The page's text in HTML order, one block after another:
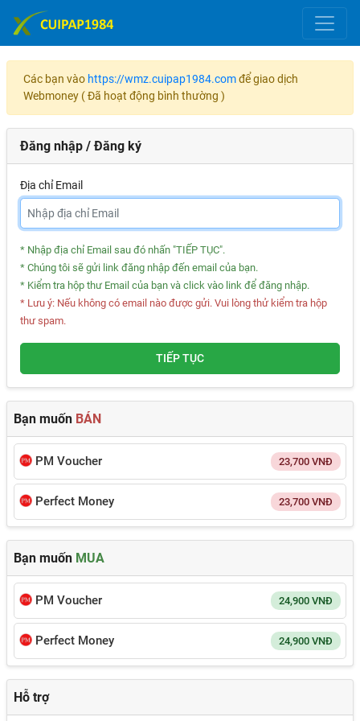
Bạn muốn BÁN
PM Voucher 23,700 VNĐ
Perfect Money 23,700 VNĐ
Bạn muốn MUA
PM Voucher 24,900 VNĐ
Perfect Money 24,900 VNĐ
Các bạn vào https://wmz.cuipap1984.comđể giao dịch
Webmoney ( Đã hoạt động bình thường )
Đăng nhập / Đăng ký
Địa chỉ Email
* Nhập địa chỉ Email sau đó nhấn "TIẾP TỤC".
* Chúng tôi sẽ gửi link đăng nhập đến email của bạn.
* Kiểm tra hộp thư Email của bạn và click vào link để đăng nhập.
* Lưu ý: Nếu không có email nào được gửi. Vui lòng thử kiểm tra hộp
thư spam.
TIẾP TỤC
Hỗ trợ